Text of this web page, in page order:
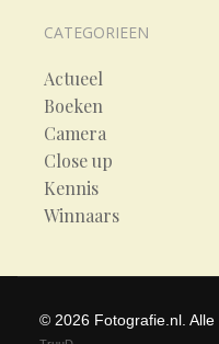
CATEGORIEEN
Actueel
Boeken
Camera
Close up
Kennis
Winnaars
© 2026 Fotografie.nl.